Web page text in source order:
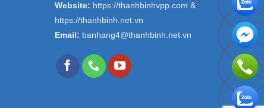
Website: https://thanhbinhvpp.com &
https://thanhbinh.net.vn
Email: banhang4@thanhbinh.net.vn